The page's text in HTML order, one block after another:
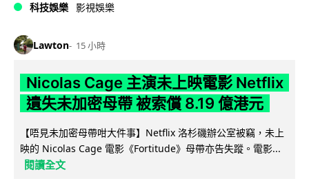
科技娛樂 影視娛樂
Lawton 15 小時
Nicolas Cage 主演未上映電影 Netflix
遺失未加密母帶 被索償 8.19 億港元
【唔見未加密母帶咁大件事】Netflix 洛杉磯辦公室被竊，未上
映的 Nicolas Cage 電影《Fortitude》母帶亦告失蹤。電影...
閱讀全文